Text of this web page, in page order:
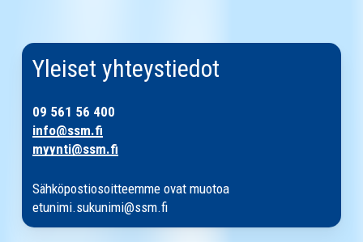
Yleiset yhteystiedot
09 561 56 400
info@ssm.fi
myynti@ssm.fi
Sähköpostiosoitteemme ovat muotoa
etunimi.sukunimi@ssm.fi